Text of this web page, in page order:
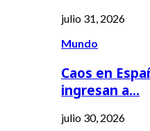
julio 31, 2026
Mundo
Caos en
ingresan a…
julio 30, 2026